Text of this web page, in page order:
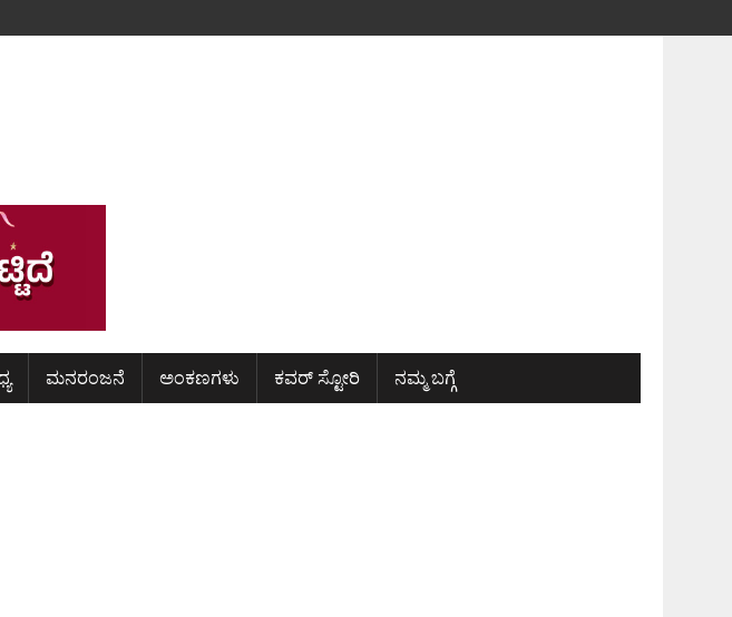
ಮನರಂಜನೆ ಅಂಕಣಗಳು ಕವರ್ ಸ್ಟೋರಿ ನಮ್ಮ ಬಗ್ಗೆ